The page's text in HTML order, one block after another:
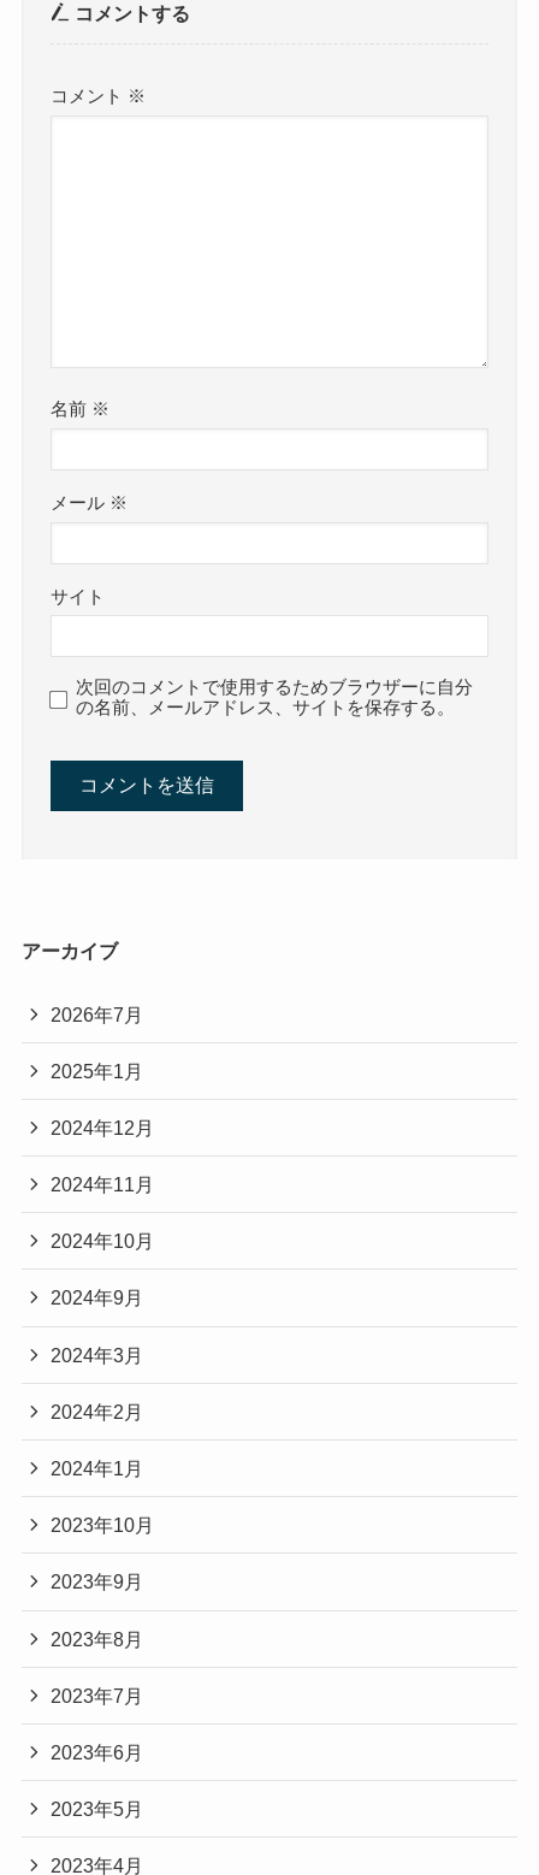
コメントする
コメント ※
名前 ※
メール ※
サイト
次回のコメントで使用するためブラウザーに自分
の名前、メールアドレス、サイトを保存する。
アーカイブ
2026年7月
2025年1月
2024年12月
2024年11月
2024年10月
2024年9月
2024年3月
2024年2月
2024年1月
2023年10月
2023年9月
2023年8月
2023年7月
2023年6月
2023年5月
2023年4月